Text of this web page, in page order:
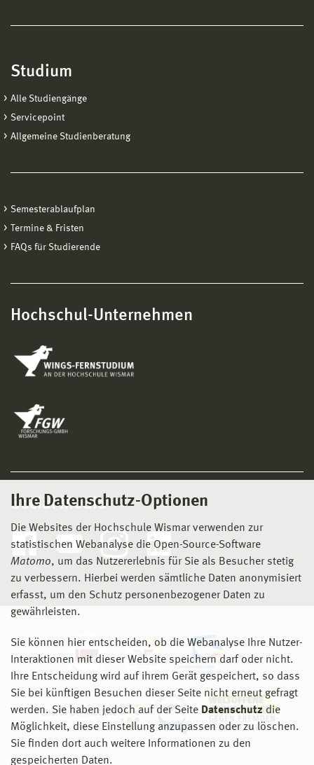
Ihre Datenschutz-Optionen
Die Websites der Hochschule Wismar verwenden zur
statistischen Webanalyse die Open-Source-Software
Matomo, um das Nutzererlebnis für Sie als Besucher stetig
zu verbessern. Hierbei werden sämtliche Daten anonymisiert
erfasst, um den Schutz personenbezogener Daten zu
gewährleisten.
Sie können hier entscheiden, ob die Webanalyse Ihre Nutzer-
Interaktionen mit dieser Website speichern darf oder nicht.
Ihre Entscheidung wird auf ihrem Gerät gespeichert, so dass
Sie bei künftigen Besuchen dieser Seite nicht erneut gefragt
werden. Sie haben jedoch auf der Seite Datenschutz die
Möglichkeit, diese Einstellung anzupassen oder zu löschen.
Sie finden dort auch weitere Informationen zu den
gespeicherten Daten.
Studium
Alle Studiengänge
Servicepoint
Allgemeine Studienberatung
Semesterablaufplan
Termine & Fristen
FAQs für Studierende
Hochschul-Unternehmen
Social Media